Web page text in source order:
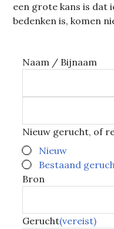
een grote kans is dat
bedenken is, komen
Naam / Bijnaam
Nieuw gerucht, of
Nieuw
Bestaand
Bron
Gerucht(vereist)